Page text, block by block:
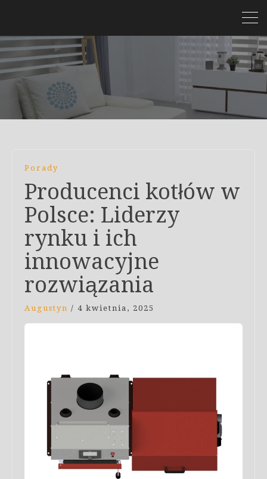
Porady
Producenci kotłów w
Polsce: Liderzy
rynku i ich
innowacyjne
rozwiązania
Augustyn / 4 kwietnia, 2025